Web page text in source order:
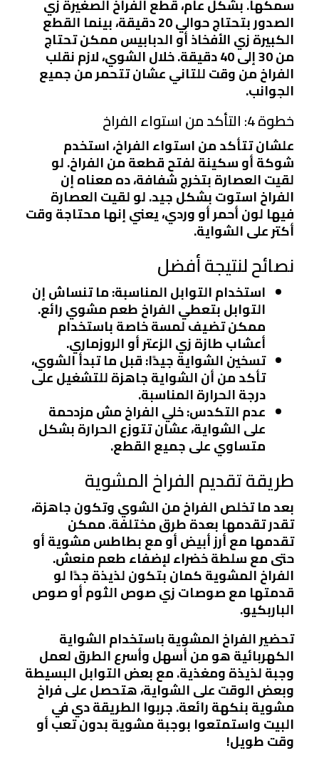
سمكها. بشكل عام، قطع الفراخ الصغيرة زي
الصدور بتحتاج حوالي 20 دقيقة، بينما القطع
الكبيرة زي الأفخاذ أو الدبابيس ممكن تحتاج
من 30 إلى 40 دقيقة. خلال الشوي، لازم نقلب
الفراخ من وقت للتاني عشان تتحمر من جميع
الجوانب.
خطوة 4: التأكد من استواء الفراخ
علشان تتأكد من استواء الفراخ، استخدم
شوكة أو سكينة لفتح قطعة من الفراخ. لو
لقيت العصارة بتخرج شفافة، ده معناه إن
الفراخ استوت بشكل جيد. لو لقيت العصارة
فيها لون أحمر أو وردي، يعني إنها محتاجة وقت
أكتر على الشواية.
نصائح لنتيجة أفضل
استخدام التوابل المناسبة:ما تنساش إن
التوابل بتعطي الفراخ طعم مشوي رائع.
ممكن تضيف لمسة خاصة باستخدام
أعشاب طازة زي الزعتر أو الروزماري.
تسخين الشواية جيدًا:قبل ما تبدأ الشوي،
تأكد من أن الشواية جاهزة للتشغيل على
درجة الحرارة المناسبة.
عدم التكدس:خلي الفراخ مش مزدحمة
على الشواية، عشان تتوزع الحرارة بشكل
متساوي على جميع القطع.
طريقة تقديم الفراخ المشوية
بعد ما تخلص الفراخ من الشوي وتكون جاهزة،
تقدر تقدمها بعدة طرق مختلفة. ممكن
تقدمها مع أرز أبيض أو مع بطاطس مشوية أو
حتى مع سلطة خضراء لإضفاء طعم منعش.
الفراخ المشوية كمان بتكون لذيذة جدًا لو
قدمتها مع صوصات زي صوص الثوم أو صوص
الباربكيو.
تحضير الفراخ المشوية باستخدام الشواية
الكهربائية هو من أسهل وأسرع الطرق لعمل
وجبة لذيذة ومغذية. مع بعض التوابل البسيطة
وبعض الوقت على الشواية، هتحصل على فراخ
مشوية بنكهة رائعة. جربوا الطريقة دي في
البيت واستمتعوا بوجبة مشوية بدون تعب أو
وقت طويل!